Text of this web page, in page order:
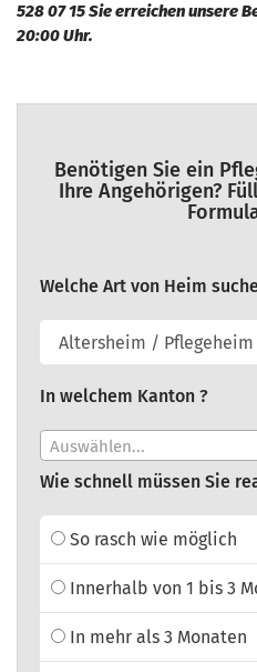
528 07 15 Sie erreichen unsere
20:00 Uhr.
Benötigen Sie ein
Ihre Angehörigen?
Welche Art von Heim
In welchem Kanton ?
Auswählen...
Wie schnell müssen Sie
So rasch wie möglich
Innerhalb von 1 bis 3
In mehr als 3 Monaten